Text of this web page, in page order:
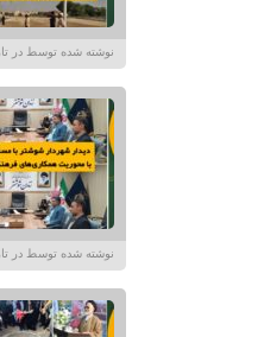
نوشته شده توسط در تاریخ ۱۵/۰۹/۱۴۰۴ ساعت
نوشته شده توسط در تاریخ ۰۹/۰۹/۱۴۰۴ ساعت